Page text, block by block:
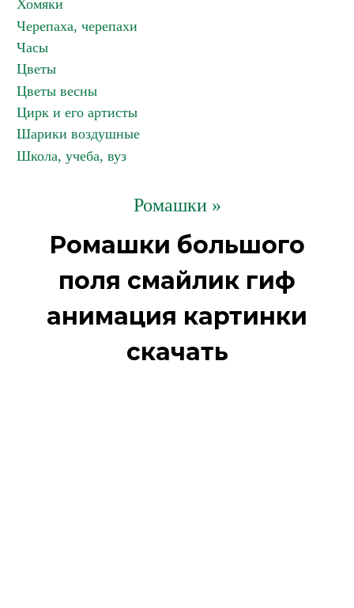
Хомяки
Черепаха, черепахи
Часы
Цветы
Цветы весны
Цирк и его артисты
Шарики воздушные
Школа, учеба, вуз
Ромашки »
Ромашки большого
поля смайлик гиф
анимация картинки
скачать